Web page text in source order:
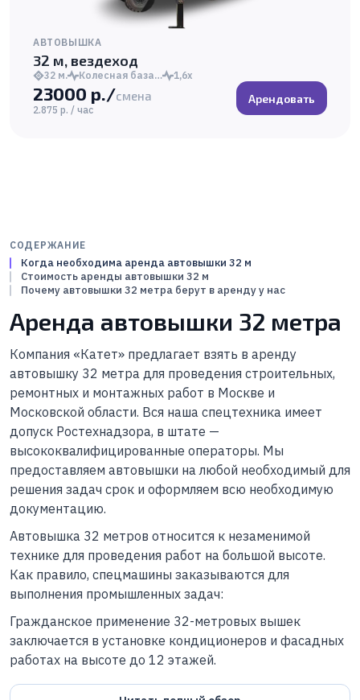
АВТОВЫШКА
32 м, вездеход
32 м. Колесная база… 1,6х
23000 р./смена
2.875 р. / час
Арендовать
СОДЕРЖАНИЕ
Когда необходима аренда автовышки 32 м
Стоимость аренды автовышки 32 м
Почему автовышки 32 метра берут в аренду у нас
Аренда автовышки 32 метра
Компания «Катет» предлагает взять в аренду
автовышку 32 метра для проведения строительных,
ремонтных и монтажных работ в Москве и
Московской области. Вся наша спецтехника имеет
допуск Ростехнадзора, в штате —
высококвалифицированные операторы. Мы
предоставляем автовышки на любой необходимый для
решения задач срок и оформляем всю необходимую
документацию.
Автовышка 32 метров относится к незаменимой
технике для проведения работ на большой высоте.
Как правило, спецмашины заказываются для
выполнения промышленных задач:
Гражданское применение 32-метровых вышек
заключается в установке кондиционеров и фасадных
работах на высоте до 12 этажей.